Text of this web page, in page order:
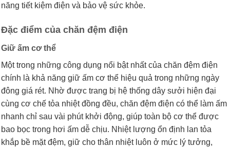
năng tiết kiệm điện và bảo vệ sức khỏe.
Đặc điểm của chăn đệm điện
Giữ ấm cơ thể
Một trong những công dụng nổi bật nhất của chăn đệm điện
chính là khả năng giữ ấm cơ thể hiệu quả trong những ngày
đông giá rét. Nhờ được trang bị hệ thống dây sưởi hiện đại
cùng cơ chế tỏa nhiệt đồng đều, chăn đệm điện có thể làm ấm
nhanh chỉ sau vài phút khởi động, giúp toàn bộ cơ thể được
bao bọc trong hơi ấm dễ chịu. Nhiệt lượng ổn định lan tỏa
khắp bề mặt đệm, giữ cho thân nhiệt luôn ở mức lý tưởng,